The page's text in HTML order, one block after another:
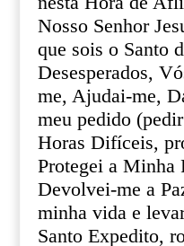
Nosso Senhor
que sois o Santo
Desesperados,
me, Ajudai-me,
meu pedido
Horas Difíceis,
Protegei a Minha
Devolvei-me a
minha vida e
Santo Expedito,